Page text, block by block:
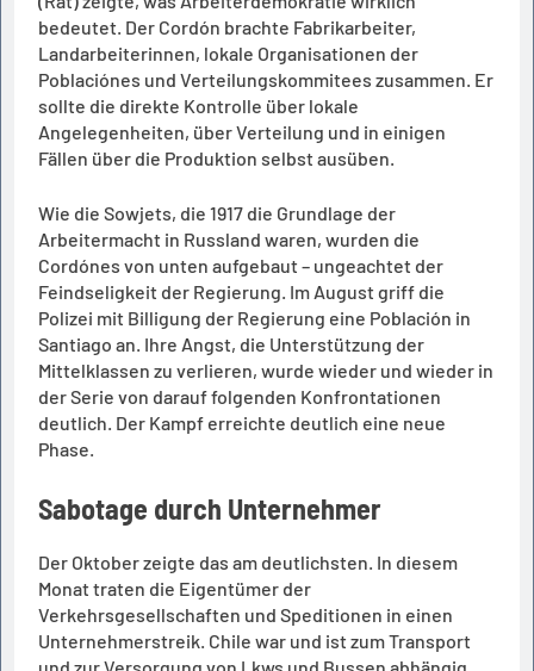
bedeutet. Der Cordón brachte Fabrikarbeiter,
Landarbeiterinnen, lokale Organisationen der
Poblaciónes und Verteilungskommitees zusammen. Er
sollte die direkte Kontrolle über lokale
Angelegenheiten, über Verteilung und in einigen
Fällen über die Produktion selbst ausüben.
Wie die Sowjets, die 1917 die Grundlage der
Arbeitermacht in Russland waren, wurden die
Cordónes von unten aufgebaut – ungeachtet der
Feindseligkeit der Regierung. Im August griff die
Polizei mit Billigung der Regierung eine Población in
Santiago an. Ihre Angst, die Unterstützung der
Mittelklassen zu verlieren, wurde wieder und wieder in
der Serie von darauf folgenden Konfrontationen
deutlich. Der Kampf erreichte deutlich eine neue
Phase.
Sabotage durch Unternehmer
Der Oktober zeigte das am deutlichsten. In diesem
Monat traten die Eigentümer der
Verkehrsgesellschaften und Speditionen in einen
Unternehmerstreik. Chile war und ist zum Transport